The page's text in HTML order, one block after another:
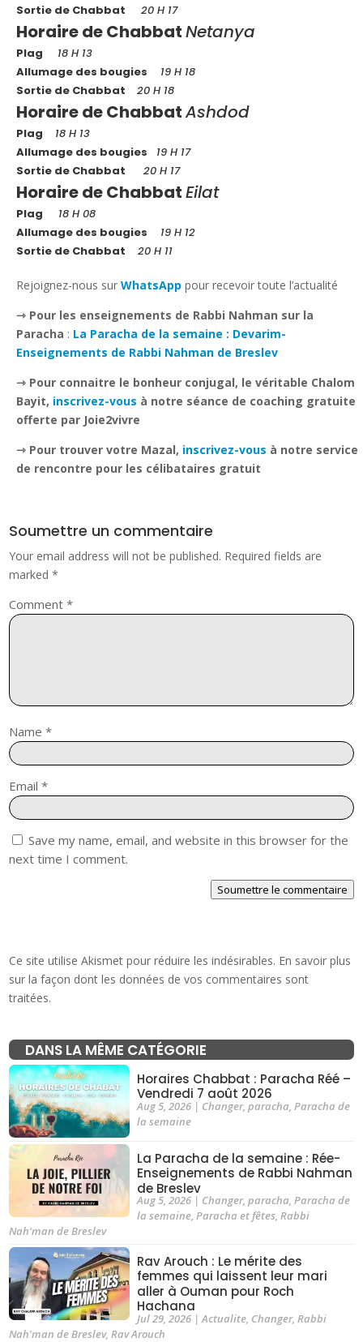
Sortie de Chabbat 20 H 17
Horaire de ChabbatNetanya
Plag
18 H 13
Allumage des bougies 19 H 18
Sortie de Chabbat
20 H 18
Horaire de ChabbatAshdod
Plag
18 H 13
Allumage des bougies
19 H 17
Sortie de Chabbat
20 H 17
Horaire de ChabbatEilat
Plag
18 H 08
Allumage des bougies 19 H 12
Sortie de Chabbat
20 H 11
Rejoignez-nous surWhatsApp pour recevoir toute l’actualité
⇾ Pour les enseignements de Rabbi Nahman sur la
Paracha : La Paracha de la semaine : Devarim-
Enseignements de Rabbi Nahman de Breslev
⇾ Pour connaitre le bonheur conjugal, le véritable Chalom
Bayit, inscrivez-vous à notre séance de coaching gratuite
offerte par Joie2vivre
⇾ Pour trouver votre Mazal, inscrivez-vous à notre service
de rencontre pour les célibataires gratuit
Soumettre un commentaire
Your email address will not be published. Required fields are
marked*
Comment*
Name*
Email*
Save my name, email, and website in this browser for the
next time I comment.
Soumettre le commentaire
Ce site utilise Akismet pour réduire les indésirables. En savoir plus
sur la façon dont les données de vos commentaires sont
traitées.
DANS LA MÊME CATÉGORIE
Horaires Chabbat : Paracha Réé –
Vendredi 7 août 2026
Aug 5, 2026| Changer, paracha Paracha de
la semaine
La Paracha de la semaine : Rée-
Enseignements de Rabbi Nahman
de Breslev
Aug 5, 2026| Changer, paracha, Paracha de
la semaine, Paracha et fêtes, Rabbi
Nah'man de Breslev
Rav Arouch : Le mérite des
femmes qui laissent leur mari
aller à Ouman pour Roch
Hachana
Jul 29, 2026| Actualite, Changer, Rabbi
Nah'man de Breslev, Rav Arouch